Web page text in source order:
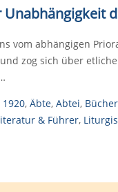
vom abhängigen
zog sich über
1920, Äbte, Abtei, Bücher
& Führer,